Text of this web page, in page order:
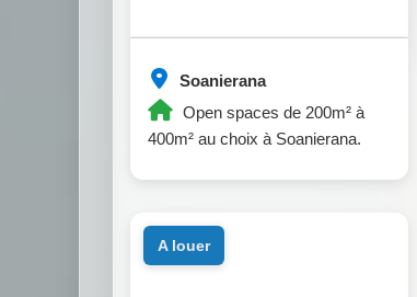
Soanierana
Open spaces de 200m² à
400m² au choix à Soanierana.
a louer